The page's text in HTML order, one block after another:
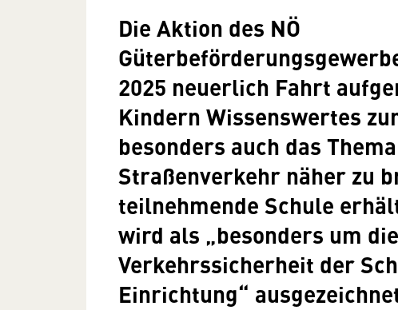
Die Aktion des NÖ
2025 neuerlich Fahrt
Kindern Wissenswertes
besonders auch das
Straßenverkehr näher zu
teilnehmende Schule
wird als „besonders um die
Verkehrssicherheit der
Einrichtung“